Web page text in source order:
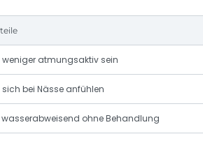
weniger atmungsaktiv sein
sich bei Nässe anfühlen
wasserabweisend ohne Behandlung